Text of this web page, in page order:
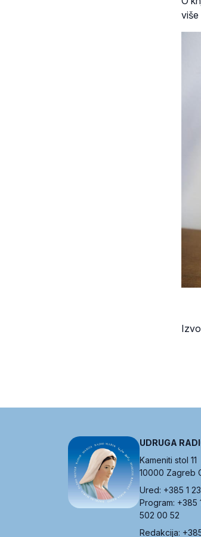
više
UDRUGA
Kameniti stol 11
10000 Zagreb
Ured: +385 1
Program: +385
502 00 52
Redakcija: